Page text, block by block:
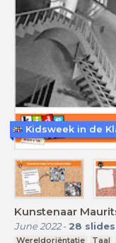
Kunstenaar
June 2022- 28 slides
Wereldoriëntatie Taal
Kidsweek in de